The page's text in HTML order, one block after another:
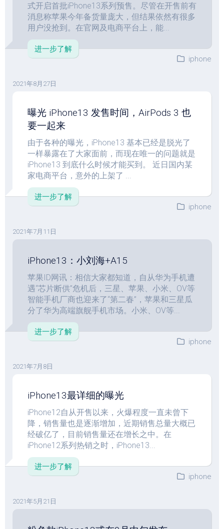
式开启首批iPhone13系列预售。尽管在开售前有
消息称苹果今年备货量庞大，但结果依然有很多
用户没抢到。在官网及电商平台上，能...
进一步了解
iphone
2021年8月27日
曝光 iPhone13 发售时间，AirPods 3 也
要一起来
由于各种的曝光，iPhone13 基本已经是脱光了
一样暴露在了大家面前，而现在唯一的问题就是
iPhone13 到底什么时候才能买到。 近日国内某
家电商平台，意外的上架了 ...
进一步了解
iphone
2021年7月11日
iPhone13：小刘海+A15
苹果ID网讯：相信大家都知道，自从华为手机遭
遇“芯片断供”危机后，三星、苹果、小米、OV等
智能手机厂商也迎来了“第二春”，苹果和三星瓜
分了华为高端旗舰手机市场。小米、OV等...
进一步了解
iphone
2021年7月8日
iPhone13最详细的曝光
iPhone12自从开售以来，火爆程度一直未曾下
降，销售量也是逐渐增加，近期销售总量大概已
经破亿了，目前销售量还在增长之中。在
iPhone12系列热销之时，iPhone13...
进一步了解
iphone
2021年5月21日